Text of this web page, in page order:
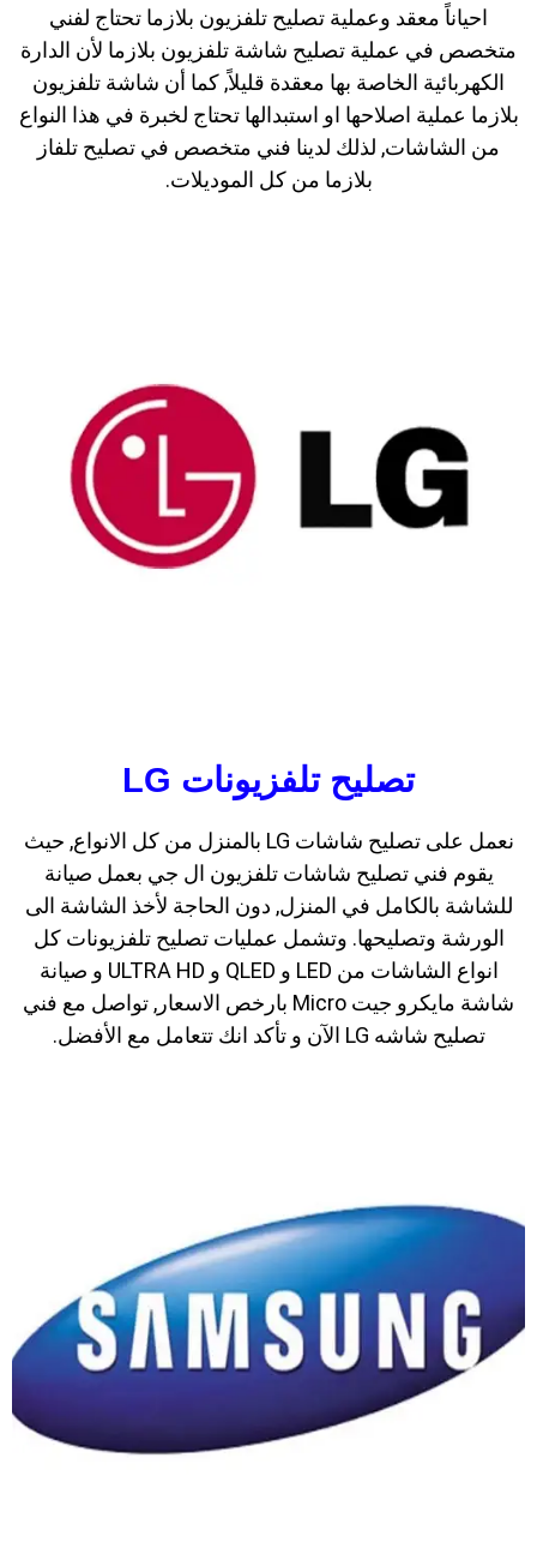
احياناً معقد وعملية تصليح تلفزيون بلازما تحتاج لفني
متخصص في عملية تصليح شاشة تلفزيون بلازما لأن الدارة
الكهربائية الخاصة بها معقدة قليلاً, كما أن شاشة تلفزيون
بلازما عملية اصلاحها او استبدالها تحتاج لخبرة في هذا النواع
من الشاشات, لذلك لدينا فني متخصص في تصليح تلفاز
بلازما من كل الموديلات.
تصليح تلفزيونات LG
نعمل على تصليح شاشات LG بالمنزل من كل الانواع, حيث
يقوم فني تصليح شاشات تلفزيون ال جي بعمل صيانة
للشاشة بالكامل في المنزل, دون الحاجة لأخذ الشاشة الى
الورشة وتصليحها. وتشمل عمليات تصليح تلفزيونات كل
انواع الشاشات من LED و QLED و ULTRA HD و صيانة
شاشة مايكرو جيت Micro بارخص الاسعار, تواصل مع فني
تصليح شاشه LG الآن و تأكد انك تتعامل مع الأفضل.